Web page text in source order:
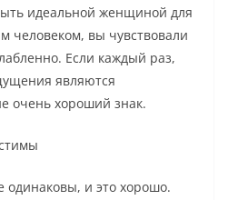
идеальной женщиной для
человеком, вы чувствовали
Если каждый раз,
являются
очень хороший знак.
одинаковы, и это хорошо.